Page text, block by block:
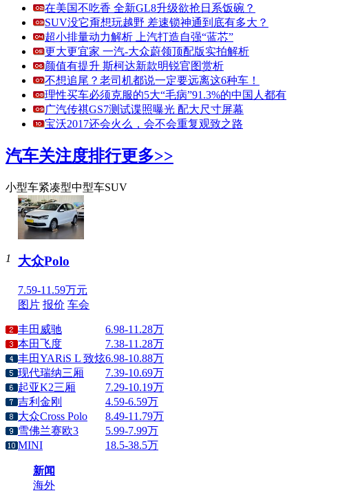
在美国不吃香 全新GL8升级欲抢日系饭碗？
SUV没它甭想玩越野 差速锁神通到底有多大？
超小排量动力解析 上汽打造自强“蓝芯”
更大更宜家 一汽-大众蔚领顶配版实拍解析
颜值有提升 斯柯达新款明锐官图赏析
不想追尾？老司机都说一定要远离这6种车！
理性买车必须克服的5大“毛病”91.3%的中国人都有
广汽传祺GS7测试谍照曝光 配大尺寸屏幕
宝沃2017还会火么，会不会重复观致之路
汽车关注度排行更多>>
小型车紧凑型中型车SUV
1 大众Polo
7.59-11.59万元
图片 报价 车会
丰田威驰
6.98-11.28万
本田飞度
7.38-11.28万
丰田YARiS L 致炫6.98-10.88万
现代瑞纳三厢
7.39-10.69万
起亚K2三厢
7.29-10.19万
吉利金刚
4.59-6.59万
大众Cross Polo
8.49-11.79万
雪佛兰赛欧3
5.99-7.99万
MINI
18.5-38.5万
新闻
海外